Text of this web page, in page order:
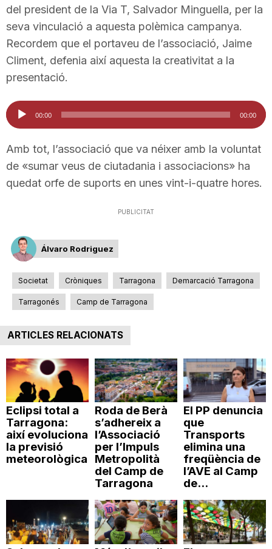
n
a
del president de la Via T, Salvador Minguella, per la
seva vinculació a aquesta polèmica campanya.
Recordem que el portaveu de l’associació, Jaime
Climent, defenia així aquesta la creativitat a la
presentació.
Reproductor
d'àudio
00:00 00:00
Amb tot, l’associació que va néixer amb la voluntat
de «sumar veus de ciutadania i associacions» ha
quedat orfe de suports en unes vint-i-quatre hores.
PUBLICITAT
Álvaro Rodriguez
Societat Cròniques Tarragona Demarcació Tarragona
Tarragonés Camp de Tarragona
ARTICLES RELACIONATS
Eclipsi total a
Tarragona:
així evoluciona
la previsió
meteorològica
Roda de Berà
s’adhereix a
l’Associació
per l’Impuls
Metropolità
del Camp de
Tarragona
El PP denuncia
que
Transports
elimina una
freqüència de
l’AVE al Camp
de...